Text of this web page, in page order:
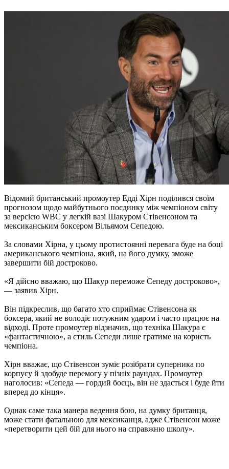
Відомий британський промоутер Едді Хірн поділився своїм
прогнозом щодо майбутнього поєдинку між чемпіоном світу
за версією WBC у легкій вазі Шакуром Стівенсоном та
мексиканським боксером Вільямом Сепедою.
За словами Хірна, у цьому протистоянні перевага буде на боці
американського чемпіона, який, на його думку, зможе
завершити бій достроково.
«Я дійсно вважаю, що Шакур переможе Сепеду достроково»,
— заявив Хірн.
Він підкреслив, що багато хто сприймає Стівенсона як
боксера, який не володіє потужним ударом і часто працює на
відході. Проте промоутер відзначив, що техніка Шакура є
«фантастичною», а стиль Сепеди лише гратиме на користь
чемпіона.
Хірн вважає, що Стівенсон зуміє розібрати суперника по
корпусу й здобуде перемогу у пізніх раундах. Промоутер
наголосив: «Сепеда — гордий боєць, він не здасться і буде йти
вперед до кінця».
Однак саме така манера ведення бою, на думку британця,
може стати фатальною для мексиканця, адже Стівенсон може
«перетворити цей бій для нього на справжню школу».